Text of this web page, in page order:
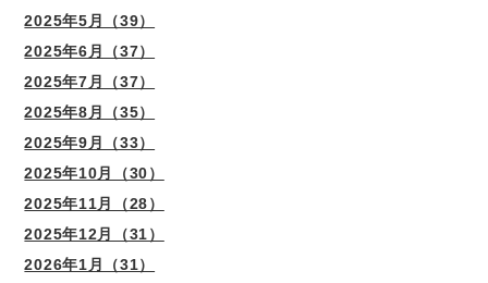
2025年5月（39）
2025年6月（37）
2025年7月（37）
2025年8月（35）
2025年9月（33）
2025年10月（30）
2025年11月（28）
2025年12月（31）
2026年1月（31）